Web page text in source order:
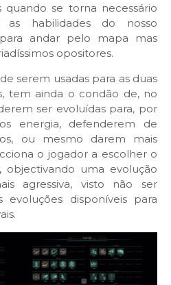
quando se torna necessário
habilidades do nosso
andar pelo mapa mas
opositores.
serem usadas para as duas
tem ainda o condão de, no
ser evoluídas para, por
energia, defenderem de
ou mesmo darem mais
o jogador a escolher o
uma evolução
agressiva, visto não ser
evoluções disponíveis para